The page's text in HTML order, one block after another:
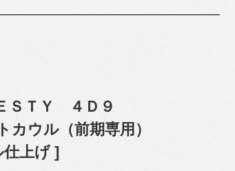
ＳＴＹ ４Ｄ９
カウル（前期専用）
上げ ]